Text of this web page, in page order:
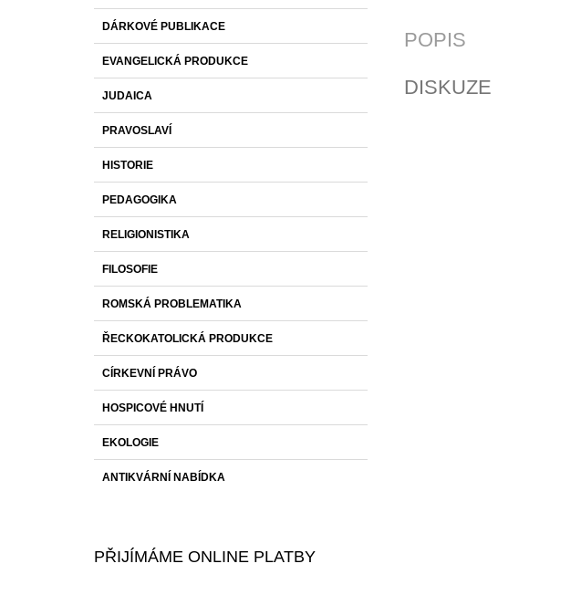
DÁRKOVÉ PUBLIKACE
EVANGELICKÁ PRODUKCE
JUDAICA
PRAVOSLAVÍ
HISTORIE
PEDAGOGIKA
RELIGIONISTIKA
FILOSOFIE
ROMSKÁ PROBLEMATIKA
ŘECKOKATOLICKÁ PRODUKCE
CÍRKEVNÍ PRÁVO
HOSPICOVÉ HNUTÍ
EKOLOGIE
ANTIKVÁRNÍ NABÍDKA
PŘIJÍMÁME ONLINE PLATBY
POPIS
DISKUZE